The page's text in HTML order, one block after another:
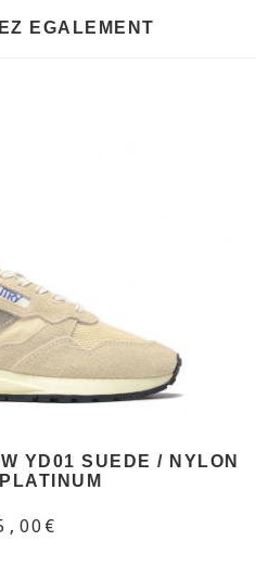
EGALEMENT
YD01 SUEDE / NYLON